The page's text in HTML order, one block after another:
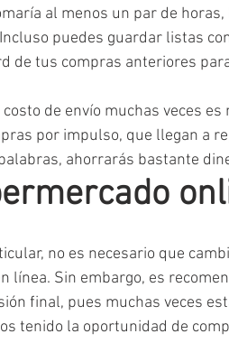
al menos un par de horas,
puedes guardar listas
de tus compras anteriores
de envío muchas veces es
por impulso, que llegan a
ahorrarás bastante
no es necesario que
línea. Sin embargo, es
final, pues muchas veces
tenido la oportunidad de